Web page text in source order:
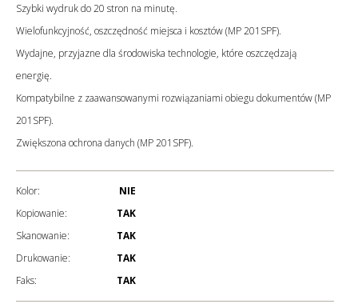
Szybki wydruk do 20 stron na minutę.
Wielofunkcyjność, oszczędność miejsca i kosztów (MP 201SPF).
Wydajne, przyjazne dla środowiska technologie, które oszczędzają
energię.
Kompatybilne z zaawansowanymi rozwiązaniami obiegu dokumentów (MP
201SPF).
Zwiększona ochrona danych (MP 201SPF).
Kolor:
NIE
Kopiowanie:
TAK
Skanowanie:
TAK
Drukowanie:
TAK
Faks:
TAK